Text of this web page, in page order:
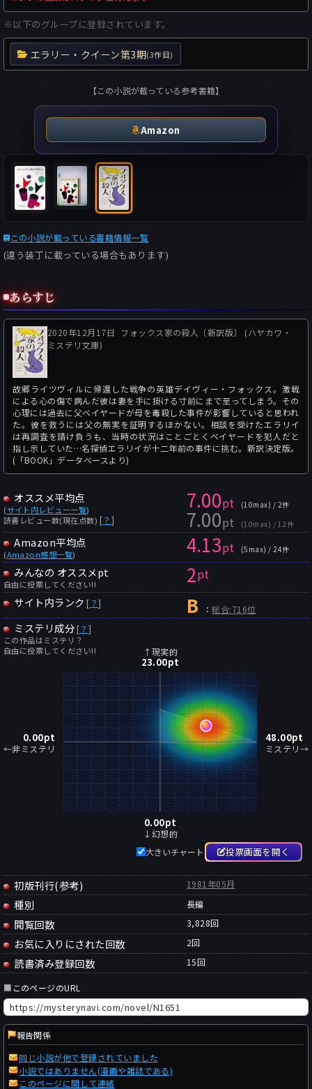
※以下のグループに登録されています。
エラリー・クイーン第3期(3作目)
【この小説が載っている参考書籍】
Amazon
この小説が載っている書籍情報一覧
(違う装丁に載っている場合もあります)
あらすじ
2020年12月17日 フォックス家の殺人〔新訳版〕 (ハヤカワ・
ミステリ文庫)
故郷ライツヴィルに帰還した戦争の英雄デイヴィー・フォックス。激戦
による心の傷で病んだ彼は妻を手に掛ける寸前にまで至ってしまう。その
心理には過去に父ベイヤードが母を毒殺した事件が影響していると思われ
た。彼を救うには父の無実を証明するほかない。相談を受けたエラリイ
は再調査を請け負うも、当時の状況はことごとくベイヤードを犯人だと
指し示していた…名探偵エラリイが十二年前の事件に挑む。新訳決定版。
(「BOOK」データベースより)
オススメ平均点
(サイト内レビュー一覧)
読書レビュー数(現在点数) [？ ]
7.00pt (10max) / 2件
7.00pt (10max) / 12件
Amazon平均点
(Amazon感想一覧) 4.13pt (5max) / 24件
みんなの オススメpt
自由に投票してください!! 2pt
サイト内ランク [ ？] B ：総合:716位
ミステリ成分 [？ ]
この作品はミステリ？
自由に投票してください!!
↑現実的
23.00pt
0.00pt
←非ミステリ
48.00pt
ミステリ→
0.00pt
↓幻想的
大きいチャート
投票画面を開く
初版刊行(参考) 1981年05月
種別 長編
閲覧回数 3,828回
お気に入りにされた回数 2回
読書済み登録回数 15回
■ このページのURL
報告関係
同じ小説が他で登録されていました
小説ではありません(漫画や雑誌である)
このページに関して連絡